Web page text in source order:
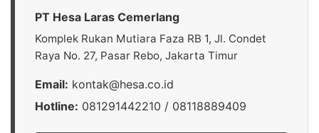
PT Hesa Laras Cemerlang
Komplek Rukan Mutiara Faza RB 1, Jl. Condet
Raya No. 27, Pasar Rebo, Jakarta Timur
Email: kontak@hesa.co.id
Hotline: 081291442210 / 08118889409